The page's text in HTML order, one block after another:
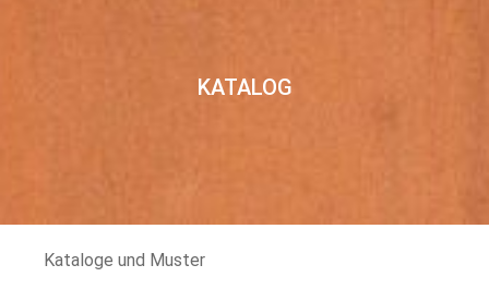
KATALOG
Kataloge und Muster